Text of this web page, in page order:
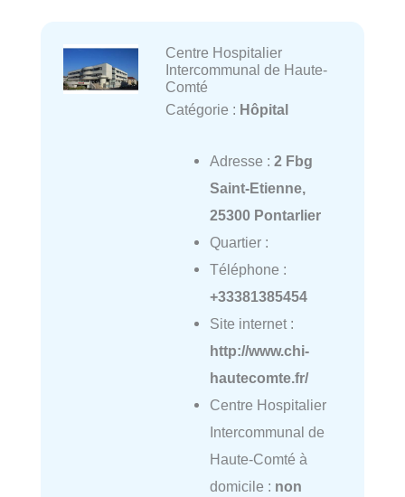
Centre Hospitalier
Intercommunal de Haute-
Comté
Catégorie : Hôpital
Adresse : 2 Fbg
Saint-Etienne,
25300 Pontarlier
Quartier :
Téléphone :
+33381385454
Site internet :
http://www.chi-
hautecomte.fr/
Centre Hospitalier
Intercommunal de
Haute-Comté à
domicile : non